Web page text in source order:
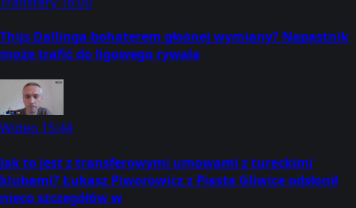
Thijs Dallinga bohaterem głośnej wymiany? Napastnik
może trafić do ligowego rywala
Wideo 15:44
Jak to jest z transferowymi umowami z tureckimi
klubami? Łukasz Piworowicz z Piasta Gliwice odsłonił
nieco szczegółów w